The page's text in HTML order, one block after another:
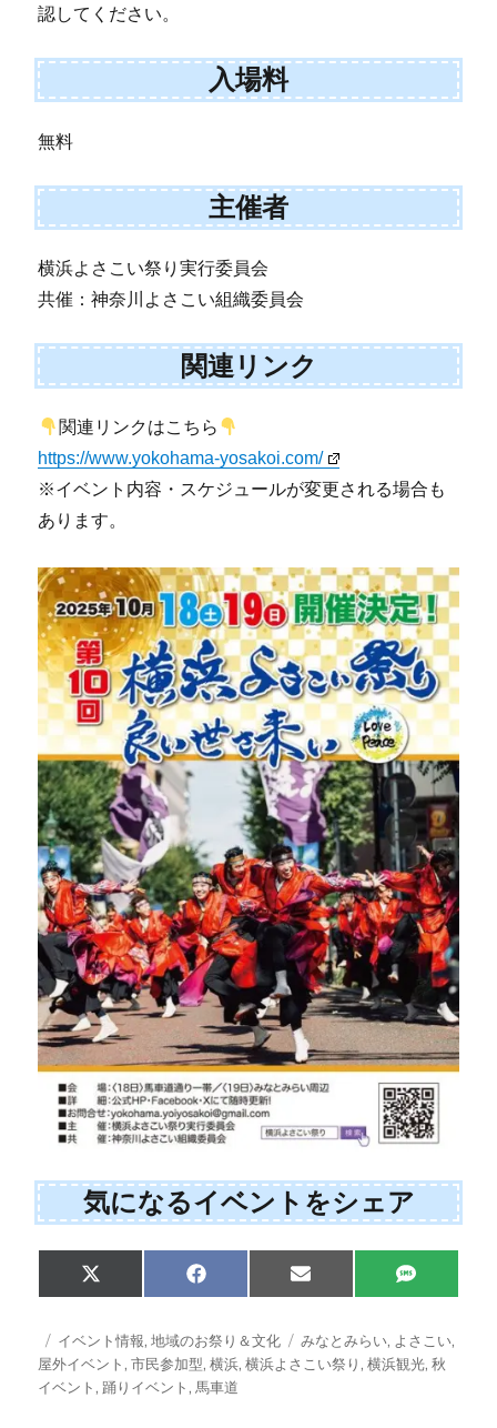
認してください。
入場料
無料
主催者
横浜よさこい祭り実行委員会
共催：神奈川よさこい組織委員会
関連リンク
関連リンクはこちら
https://www.yokohama-yosakoi.com/
※イベント内容・スケジュールが変更される場合も
あります。
気になるイベントをシェア
Share
on
X
(
w
t
t
Share
on
F
a
e
b
o
o
Share
on
E
m
i
l
Share
on
S
M
投
稿
日:
カ
テ
ゴ
イベント情報,地域のお祭り＆文化
タ
グ
みなとみらい, よさこい,
屋外イベント ,市民参加型,横浜,横浜よさこい祭り ,横浜観光,秋
イベント , 踊りイベント , 馬車道